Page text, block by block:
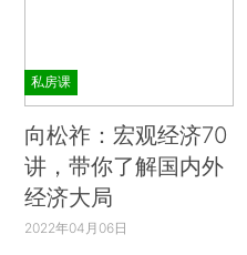
私房课
向松祚：宏观经济70
讲，带你了解国内外
经济大局
2022年04月06日